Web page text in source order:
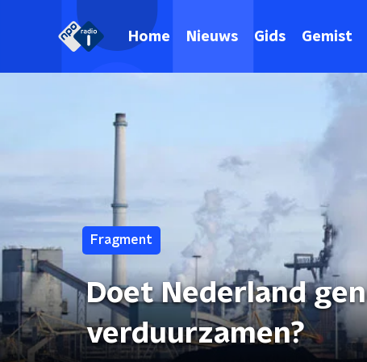
Home Nieuws Gids Gemist
Fragment
Doet Nederland
verduurzamen?